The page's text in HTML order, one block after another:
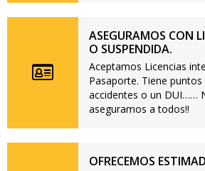
ASEGURAMOS CON
O SUSPENDIDA.
Aceptamos Licencias
Pasaporte. Tiene puntos
accidentes o un DUI……
aseguramos a todos!!
OFRECEMOS